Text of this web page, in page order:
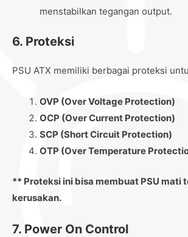
menstabilkan tegangan output.
6. Proteksi
PSU ATX memiliki berbagai proteksi
OVP (Over Voltage Protection)
OCP (Over Current Protection)
SCP (Short Circuit Protection)
OTP (Over Temperature
** Proteksi ini bisa membuat PSU mati
kerusakan.
7. Power On Control